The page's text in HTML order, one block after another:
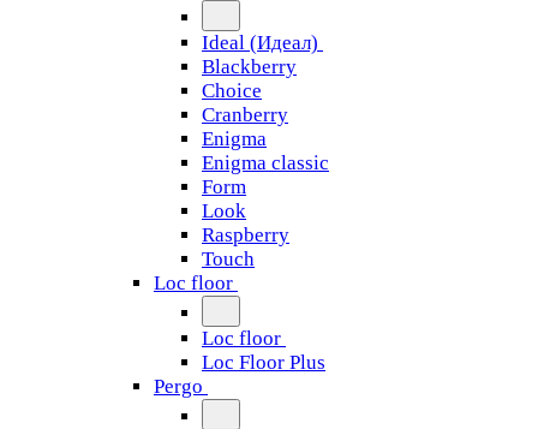
Ideal (Идеал)
Blackberry
Choice
Cranberry
Enigma
Enigma classic
Form
Look
Raspberry
Touch
Loc floor
Loc floor
Loc Floor Plus
Pergo